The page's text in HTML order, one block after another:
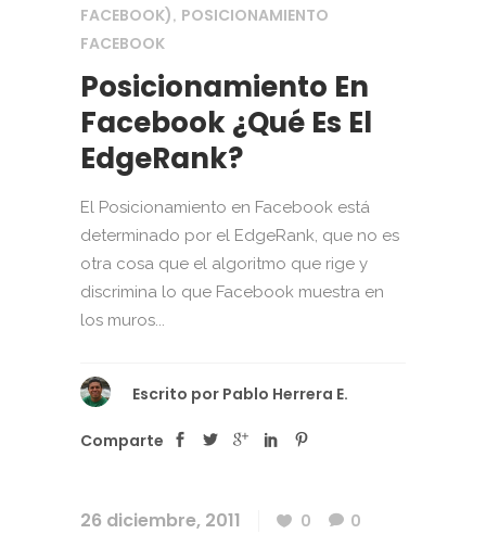
FACEBOOK), POSICIONAMIENTO
FACEBOOK
Posicionamiento En
Facebook ¿Qué Es El
EdgeRank?
El Posicionamiento en Facebook está
determinado por el EdgeRank, que no es
otra cosa que el algoritmo que rige y
discrimina lo que Facebook muestra en
los muros...
Escrito por Pablo Herrera E.
Comparte
26 diciembre, 2011 0
0